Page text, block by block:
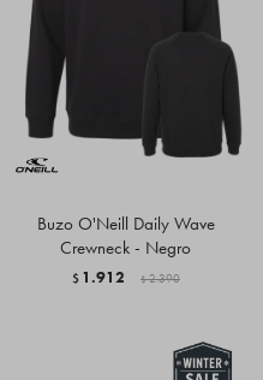
Buzo O'Neill Daily Wave
Crewneck - Negro
$ 1.912 $ 2.390